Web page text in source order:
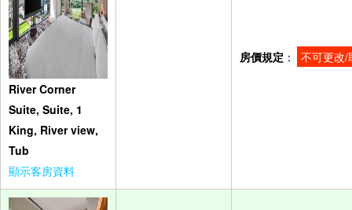
River Corner
Suite, Suite, 1
King, River view,
Tub
顯示客房資料
房價規定 ： 不可更改/